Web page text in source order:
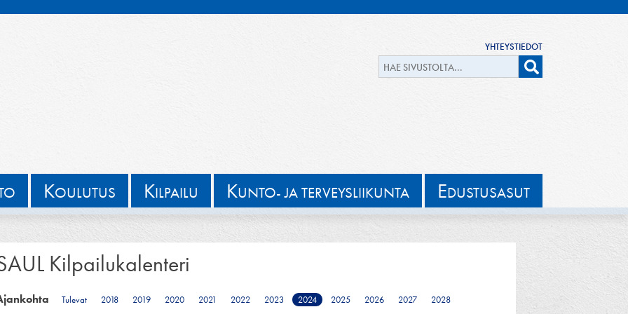
YHTEYSTIEDOT
KOULUTUS KILPAILU KUNTO- JA TERVEYSLIIKUNTA EDUSTUSASUT
Kilpailukalenteri
Tulevat 2018 2019 2020 2021 2022 2023 2024 2025 2026 2027 2028